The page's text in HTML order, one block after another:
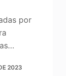
por
2023